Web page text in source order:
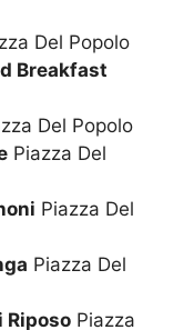
Del Popolo
Breakfast
Del Popolo
Piazza Del
Piazza Del
Piazza Del
Riposo Piazza